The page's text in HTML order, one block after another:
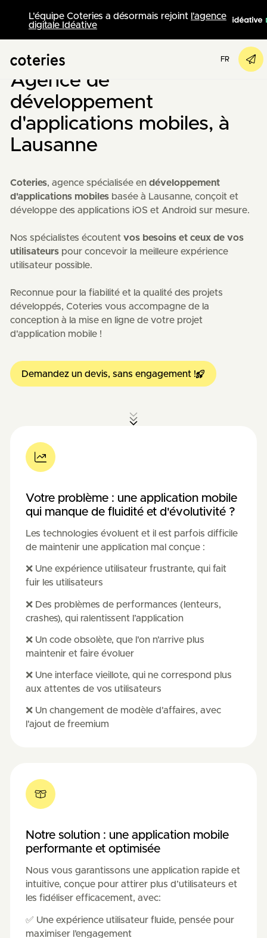
L'équipe Coteries a désormais rejoint l'agence
digitale Idéative
FR
Agence de
développement
d'applications mobiles, à
Lausanne
Coteries, agence spécialisée en développement
d'applications mobilesbasée à Lausanne, conçoit et
développe des applications iOS et Android sur mesure.
Nos spécialistes écoutent vos besoins et ceux de vos
utilisateurspour concevoir la meilleure expérience
utilisateur possible.
Reconnue pour la fiabilité et la qualité des projets
développés, Coteries vous accompagne de la
conception à la mise en ligne de votre projet
d'application mobile !
Demandez un devis, sans engagement !
Votre problème : une application mobile
qui manque de fluidité et d'évolutivité ?
Les technologies évoluent et il est parfois difficile
de maintenir une application mal conçue :
❌ Une expérience utilisateur frustrante, qui fait
fuir les utilisateurs
❌ Des problèmes de performances (lenteurs,
crashes), qui ralentissent l’application
❌ Un code obsolète, que l'on n'arrive plus
maintenir et faire évoluer
❌ Une interface vieillote, qui ne correspond plus
aux attentes de vos utilisateurs
❌ Un changement de modèle d'affaires, avec
l'ajout de freemium
Notre solution : une application mobile
performante et optimisée
Nous vous garantissons une application rapide et
intuitive, conçue pour attirer plus d’utilisateurs et
les fidéliser efficacement, avec:
✅ Une expérience utilisateur fluide, pensée pour
maximiser l’engagement